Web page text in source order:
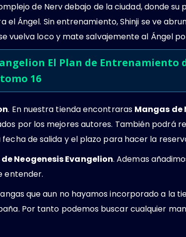
de Nerv debajo de la ciudad, donde su
el Ángel. Sin entrenamiento, Shinji se ve
vuelva loco y mate salvajemente al Ángel
El Plan de Entrenamiento
16
. En nuestra tienda encontraras Mangas de
por los mejores autores. También podrá
de salida y el plazo para hacer la
Neogenesis Evangelion. Ademas
entender.
que aun no hayamos incorporado a la
Por tanto podemos buscar cualquier